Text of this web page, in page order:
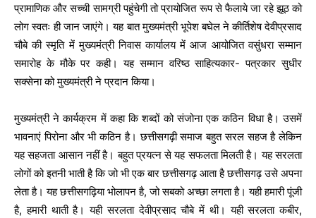
प्रामाणिक और सच्ची सामग्री पहुंचेगी तो प्रायोजित रूप से फैलाये जा रहे झूठ को
लोग स्वतः ही जान जाएंगे। यह बात मुख्यमंत्री भूपेश बघेल ने कीर्तिशेष देवीप्रसाद
चौबे की स्मृति में मुख्यमंत्री निवास कार्यालय में आज आयोजित वसुंधरा सम्मान
समारोह के मौके पर कही। यह सम्मान वरिष्ठ साहित्यकार- पत्रकार सुधीर
सक्सेना को मुख्यमंत्री ने प्रदान किया।
मुख्यमंत्री ने कार्यक्रम में कहा कि शब्दों को संजोना एक कठिन विधा है। उसमें
भावनाएं पिरोना और भी कठिन है। छत्तीसगढ़ी समाज बहुत सरल सहज है लेकिन
यह सहजता आसान नहीं है। बहुत प्रयत्न से यह सफलता मिलती है। यह सरलता
लोगों को इतनी भाती है कि जो भी एक बार छत्तीसगढ़ आता है छत्तीसगढ़ उसे अपना
लेता है। यह छत्तीसगढ़िया भोलापन है, जो सबको अच्छा लगता है। यही हमारी पूंजी
है, हमारी थाती है। यही सरलता देवीप्रसाद चौबे में थी। यही सरलता कबीर,